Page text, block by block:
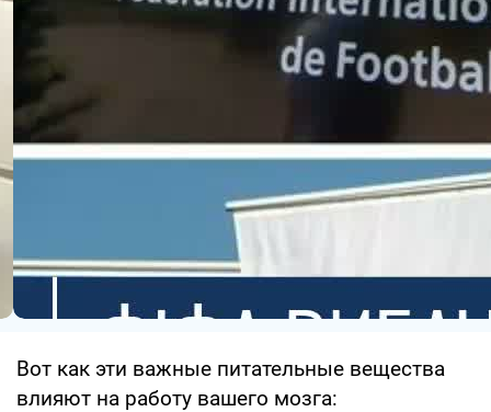
Вот как эти важные питательные вещества
влияют на работу вашего мозга: